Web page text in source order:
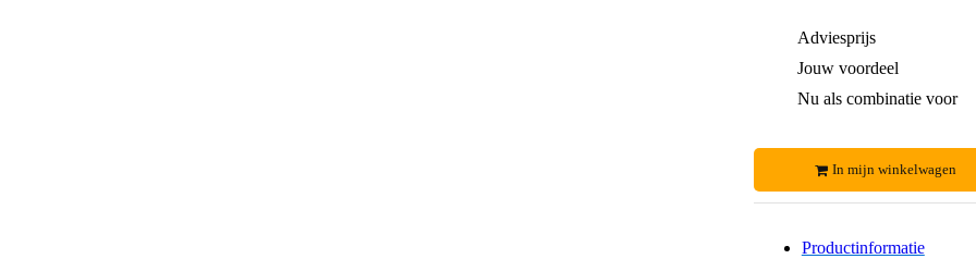
Adviesprijs
Jouw voordeel
Nu als combinatie voor
In mijn winkelwagen
Productinformatie